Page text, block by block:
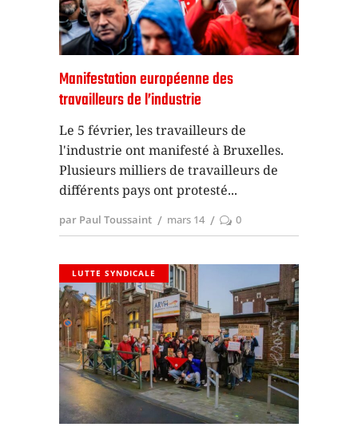
Manifestation européenne des
travailleurs de l’industrie
Le 5 février, les travailleurs de
l'industrie ont manifesté à Bruxelles.
Plusieurs milliers de travailleurs de
différents pays ont protesté
par Paul Toussaint mars 14 0
LUTTE SYNDICALE